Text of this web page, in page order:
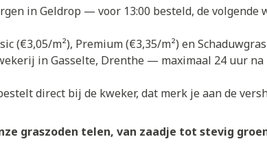
in Geldrop — voor 13:00 besteld, de volgende
(€3,05/m²), Premium (€3,35/m²) en
in Gasselte, Drenthe — maximaal 24 uur
direct bij de kweker, dat merk je aan de
graszoden telen, van zaadje tot stevig